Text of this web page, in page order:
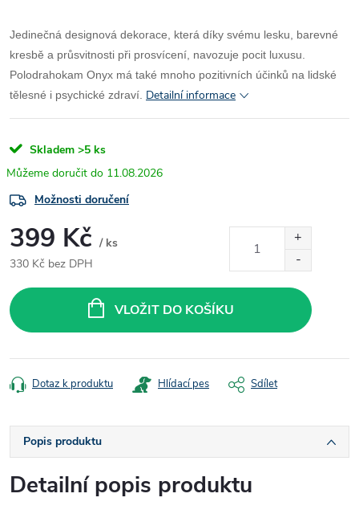
Jedinečná designová dekorace, která díky svému lesku, barevné
kresbě a průsvitnosti při prosvícení, navozuje pocit luxusu.
Polodrahokam Onyx má také mnoho pozitivních účinků na lidské
tělesné i psychické zdraví. Detailní informace
Skladem >5 ks
11.08.2026
Možnosti doručení
399 Kč / ks
330 Kč bez DPH
cena:
VLOŽIT DO KOŠÍKU
Dotaz k produktu Hlídací pes Sdílet
Popis produktu
Detailní popis produktu